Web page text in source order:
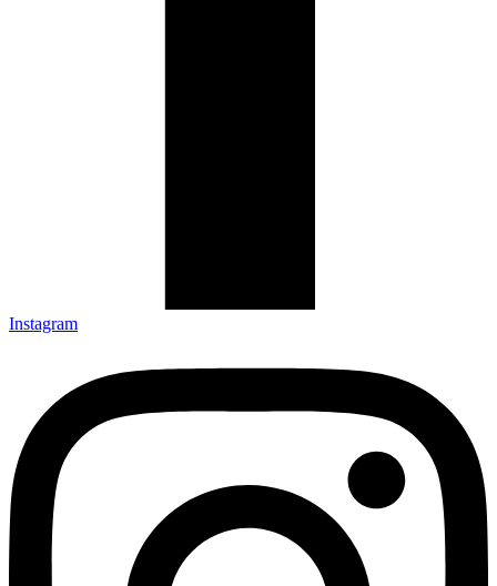
Instagram